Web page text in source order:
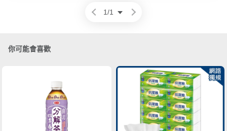
1/1
你可能會喜歡